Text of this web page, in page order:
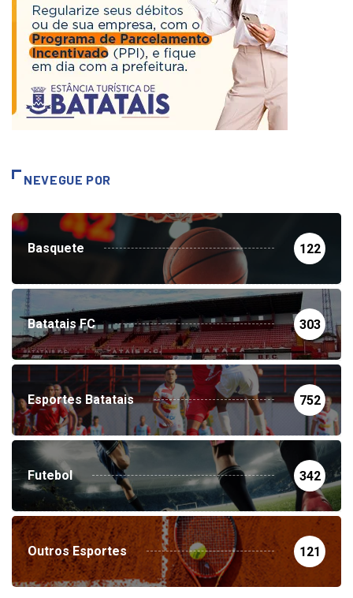
NEVEGUE POR
Basquete 122
Batatais FC 303
Esportes Batatais 752
Futebol 342
Outros Esportes 121